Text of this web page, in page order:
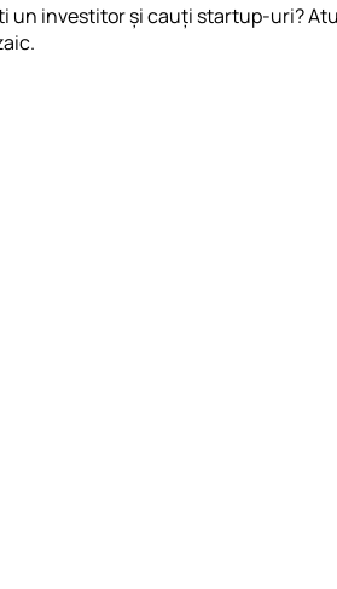
un investitor și cauți startup-uri?